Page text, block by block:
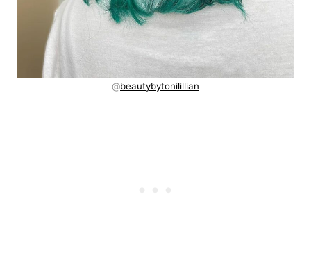
@beautybytonilillian